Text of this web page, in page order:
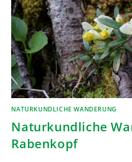
NATURKUNDLICHE WANDERUNG
Naturkundliche
Rabenkopf